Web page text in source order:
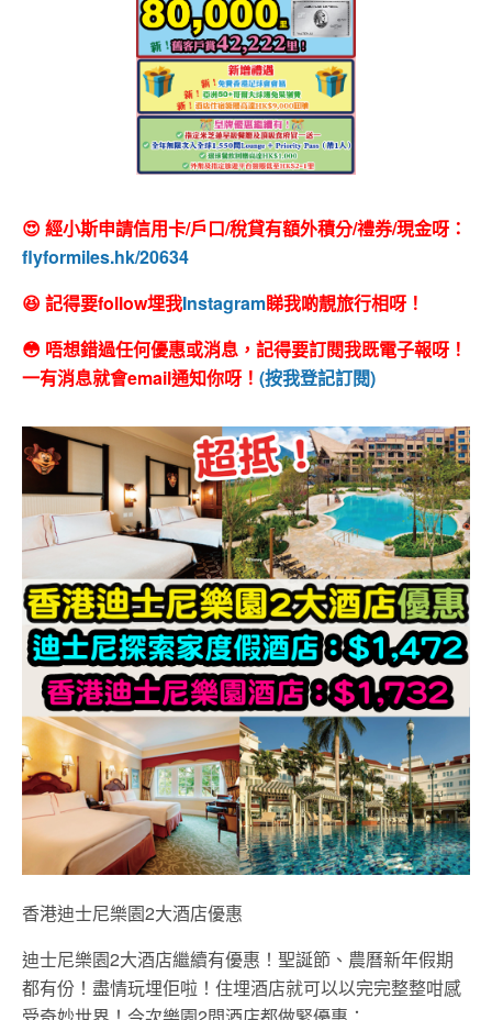
😍 經小斯申請信用卡/戶口/稅貸有額外積分/禮券/現金呀：
flyformiles.hk/20634
😆 記得要follow埋我Instagram睇我啲靚旅行相呀！
😳 唔想錯過任何優惠或消息，記得要訂閱我既電子報呀！
一有消息就會email通知你呀！ (按我登記訂閱)
香港迪士尼樂園2大酒店優惠
迪士尼樂園2大酒店繼續有優惠！聖誕節、農曆新年假期
都有份！盡情玩埋佢啦！住埋酒店就可以以完完整整咁感